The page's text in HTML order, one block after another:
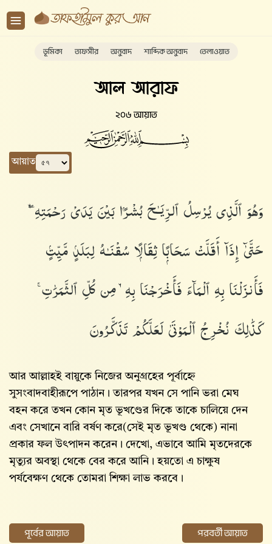
ভূমিকা তাফসীর অনুবাদ শাব্দিক অনুবাদ তেলাওয়াত
আল আরাফ
২০৬ আয়াত
আয়াত
وَهُوَ ٱلَّذِى يُرْسِلُ ٱلرِّيَـٰحَ بُشْرًۢا بَيْنَ يَدَىْ رَحْمَتِهِۦ ۖ
حَتَّىٰٓ إِذَآ أَقَلَّتْ سَحَابًۭا ثِقَالًۭا سُقْنَـٰهُ لِبَلَدٍۢ مَّيِّتٍۢ
فَأَنزَلْنَا بِهِ ٱلْمَآءَ فَأَخْرَجْنَا بِهِۦ مِن كُلِّ ٱلثَّمَرَٰتِ ۚ
كَذَٰلِكَ نُخْرِجُ ٱلْمَوْتَىٰ لَعَلَّكُمْ تَذَكَّرُونَ
আর আল্লাহই বায়ুকে নিজের অনুগ্রহের পূর্বাহ্নে
সুসংবাদবাহীরূপে পাঠান। তারপর যখন সে পানি ভরা মেঘ
বহন করে তখন কোন মৃত ভূখণ্ডের দিকে তাকে চালিয়ে দেন
এবং সেখানে বারি বর্ষণ করে(সেই মৃত ভূখণ্ড থেকে) নানা
প্রকার ফল উৎপাদন করেন। দেখো, এভাবে আমি মৃতদেরকে
মৃত্যুর অবস্থা থেকে বের করে আনি। হয়তো এ চাক্ষুষ
পর্যবেক্ষণ থেকে তোমরা শিক্ষা লাভ করবে।
পূর্বের আয়াত পরবর্তী আয়াত